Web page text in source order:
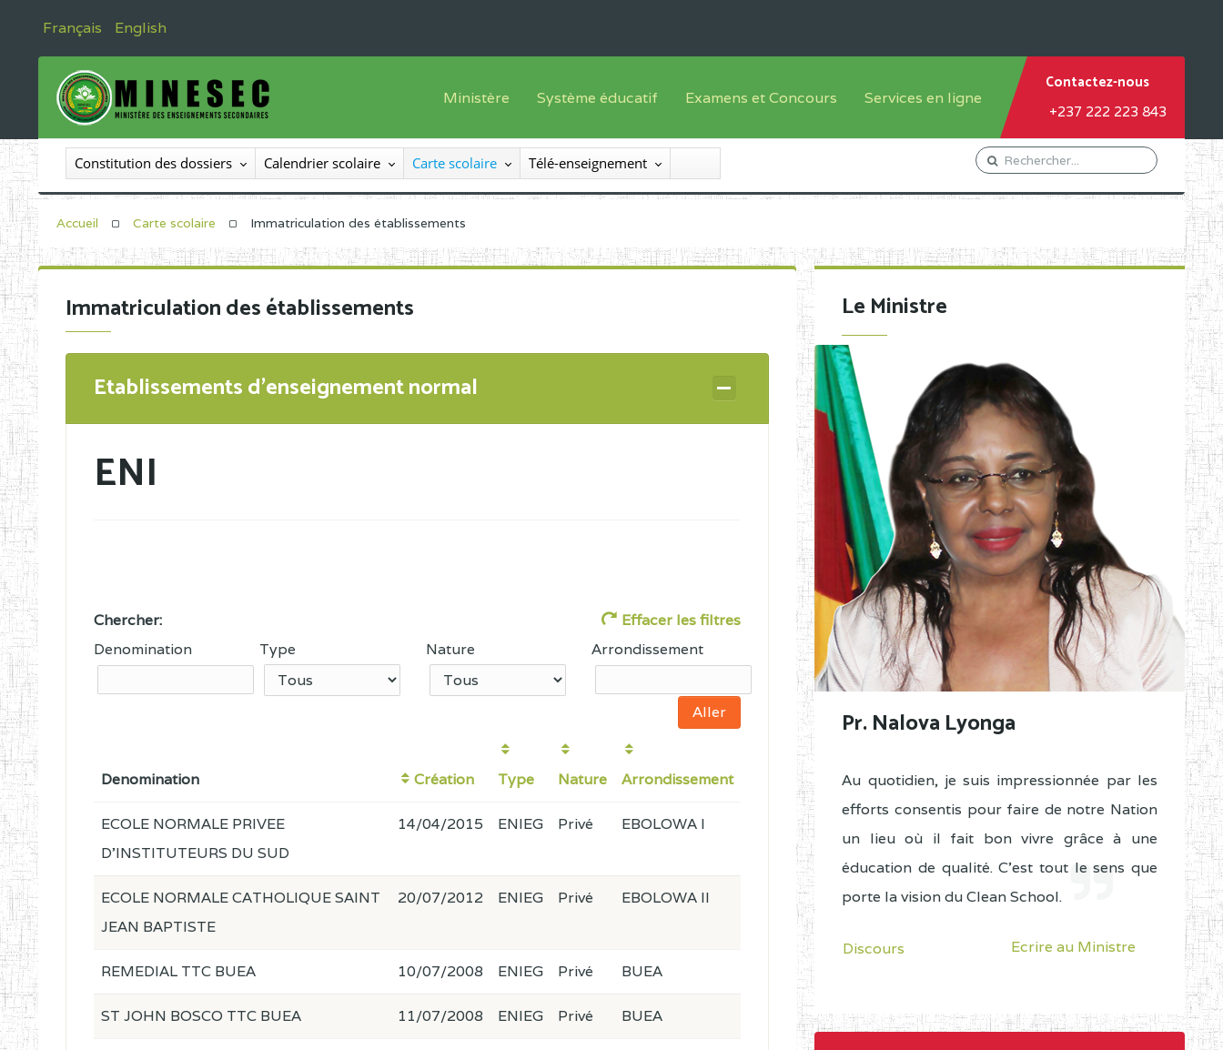
Français English
Ministère
Le Ministre
Le SEESEN
Inspection Générale des Enseignements
Organigramme
Système éducatif
Offre de formation
Sous système francophone
Progammes d'études
Examens et Concours
Inscriptions
Liste des candidats
Diplômes disponibles
Services en ligne
Orientation Conseil
Gestion du Personnel
Demande de subvention
Contactez-nous
+237 222 223 843
Constitution des dossiers Calendrier scolaire Carte scolaire Télé-enseignement
Accueil Carte scolaire Immatriculation des établissements
Immatriculation des établissements
Etablissements d'enseignement normal
ENI
Chercher:
Effacer les filtres
Denomination
Type Nature Arrondissement
Denomination Création Type Nature Arrondissement
ECOLE NORMALE PRIVEE
D'INSTITUTEURS DU SUD
14/04/2015 ENIEG Privé EBOLOWA I
ECOLE NORMALE CATHOLIQUE SAINT
JEAN BAPTISTE
20/07/2012 ENIEG Privé EBOLOWA II
REMEDIAL TTC BUEA 10/07/2008 ENIEG Privé BUEA
ST JOHN BOSCO TTC BUEA 11/07/2008 ENIEG Privé BUEA
Le Ministre
Pr. Nalova Lyonga
Au quotidien, je suis impressionnée par les
efforts consentis pour faire de notre Nation
un lieu où il fait bon vivre grâce à une
éducation de qualité. C'est tout le sens que
porte la vision du Clean School.
Discours Ecrire au Ministre